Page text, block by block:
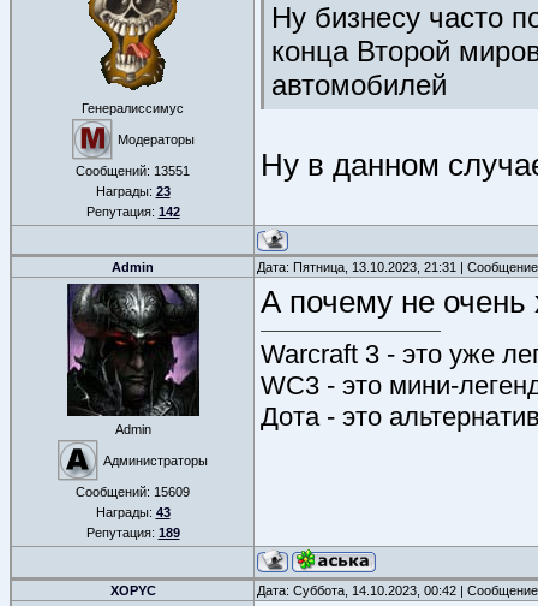
Генералиссимус
Модераторы
Сообщений: 13551
Награды: 23
Репутация: 142
Ну бизнесу часто
конца Второй
автомобилей
Ну в данном
Admin Дата: Пятница, 13.10.2023, 21:31 |
Admin
Администраторы
Сообщений: 15609
Награды: 43
Репутация: 189
А почему не
Warcraft 3 - это уже
WC3 - это мини-
Дота - это
XOPYC Дата: Суббота, 14.10.2023, 00:42 |